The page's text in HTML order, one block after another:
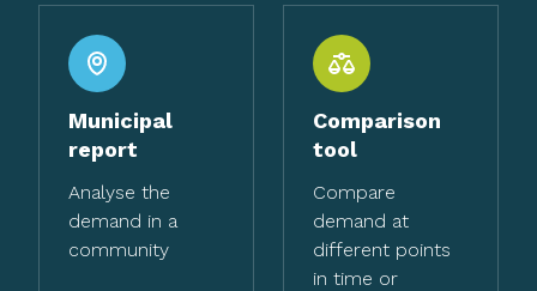
Municipal
report
Analyse the
demand in a
community
Comparison
tool
Compare
demand at
different points
in time or